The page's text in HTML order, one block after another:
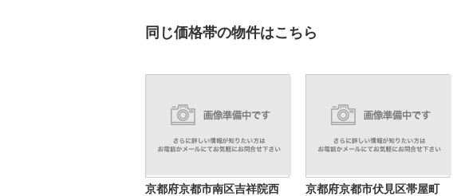
同じ価格帯の物件はこちら
京都府京都市南区吉祥院西
京都府京都市伏見区帯屋町